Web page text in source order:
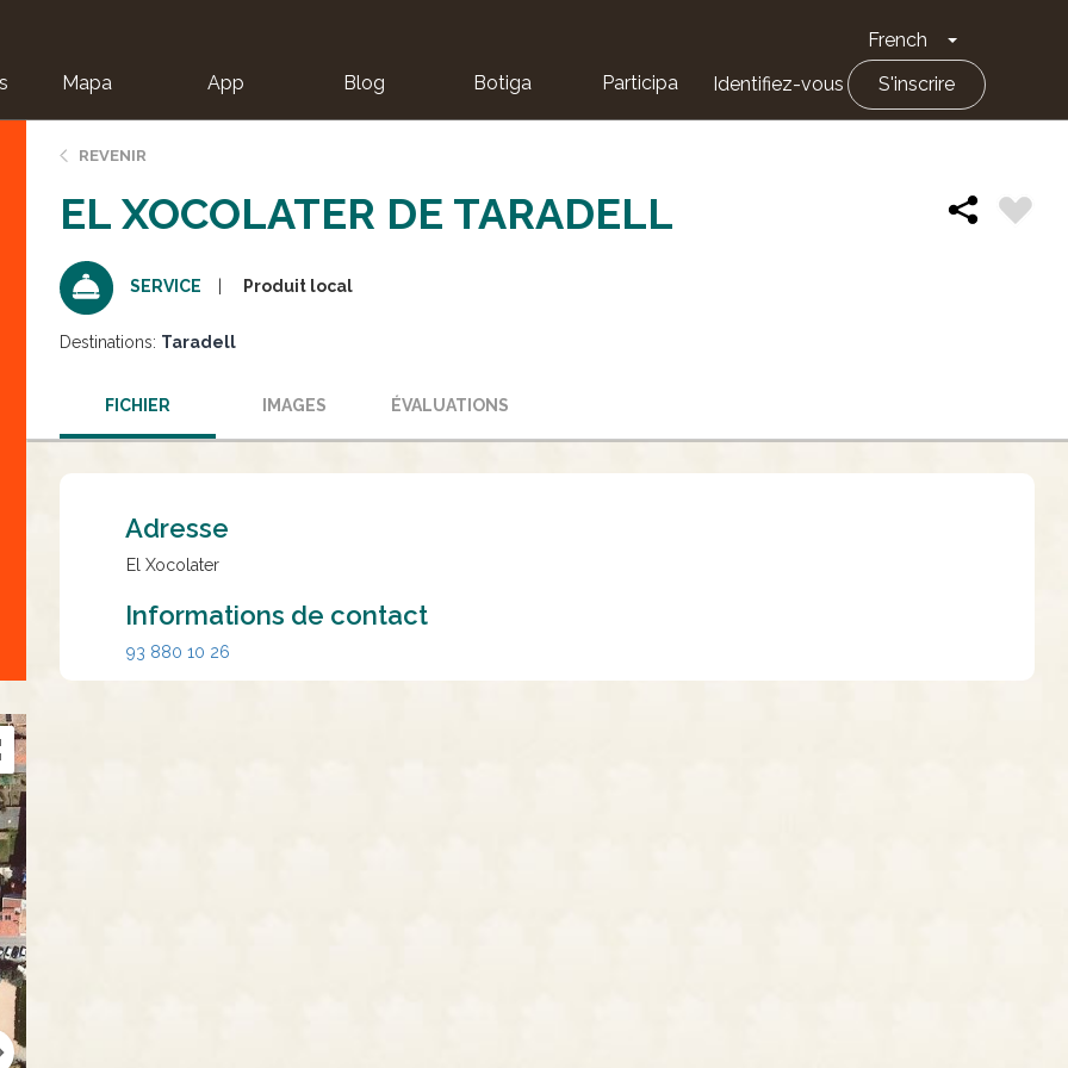
French Toggle
Mapa App Blog Botiga Participa Identifiez-vous S'inscrire
REVENIR
EL XOCOLATER DE TARADELL
SERVICE Produit local
Destinations: Taradell
FICHIER IMAGES ÉVALUATIONS
Adresse
El Xocolater
Informations de contact
93 880 10 26